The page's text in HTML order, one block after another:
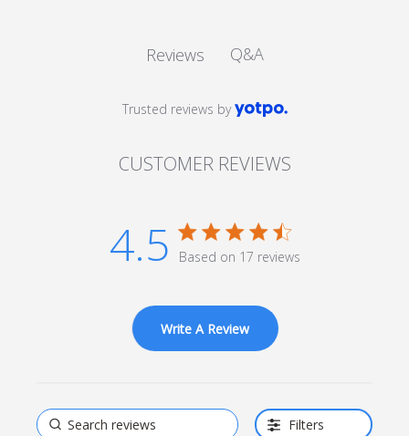
Reviews Q&A
CUSTOMER REVIEWS
Trusted reviews by
4.5 4.5 star rating
Based on 17 reviews
Write A Review
Filters